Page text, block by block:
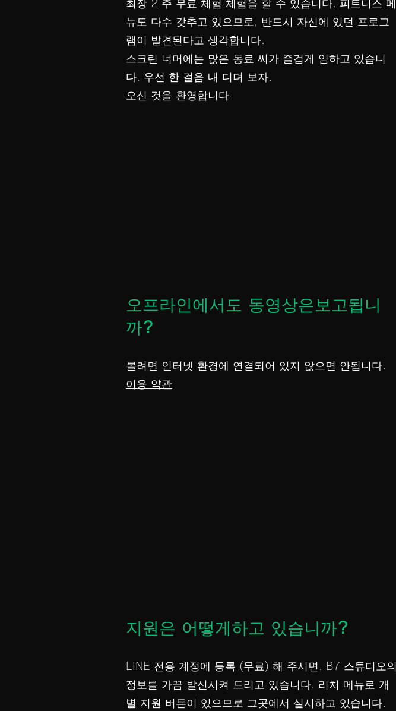
최장 2 주 무료 체험 체험을 할 수 있습니다. 피트니스 메
뉴도 다수 갖추고 있으므로, 반드시 자신에 있던 프로그
램이 발견된다고 생각합니다.
스크린 너머에는 많은 동료 씨가 즐겁게 임하고 있습니
다. 우선 한 걸음 내 디뎌 보자.
오신 것을 환영합니다
오프라인에서도 동영상은보고됩니
까?
볼려면 인터넷 환경에 연결되어 있지 않으면 안됩니다.
이용 약관
지원은 어떻게하고 있습니까?
LINE 전용 계정에 등록 (무료) 해 주시면, B7 스튜디오의
정보를 가끔 발신시켜 드리고 있습니다. 리치 메뉴로 개
별 지원 버튼이 있으므로 그곳에서 실시하고 있습니다.